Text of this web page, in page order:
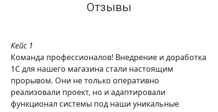
Отзывы
Кейс 1
Команда профессионалов! Внедрение и доработка
1С для нашего магазина стали настоящим
прорывом. Они не только оперативно
реализовали проект, но и адаптировали
функционал системы под наши уникальные